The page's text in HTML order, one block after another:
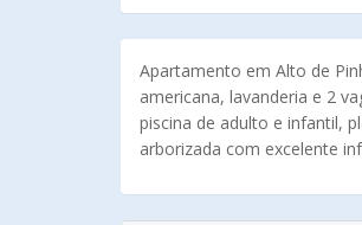
Apartamento em Alto de
americana, lavanderia e 2
piscina de adulto e infantil,
arborizada com excelente